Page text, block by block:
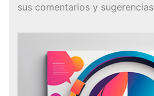
sus comentarios y sugerencias